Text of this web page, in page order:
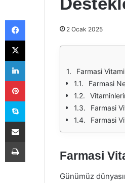
2 Ocak 2025
Farmasi
Farmasi
Farmasi
Farmasi
Farmasi
Günümüz
Facebook
X
LinkedIn
Pinterest
Skype
E-Posta ile paylaş